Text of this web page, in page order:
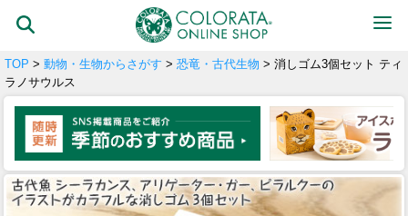
TOP > 動物・生物からさがす > 恐竜・古代生物 > 消しゴム3個セット ティ
ラノサウルス